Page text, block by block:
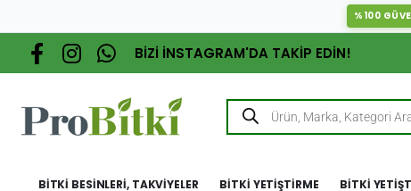
%100
BİZİ İNSTAGRAM'DA TAKİP EDİN!
BITKI BESINLERI, TAKVIYELER
BITKI YETIŞTIRME
BITKI